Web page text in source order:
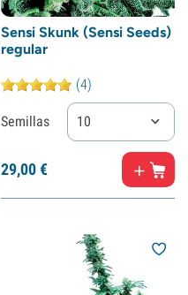
Sensi Skunk (Sensi Seeds)
regular
(4)
Semillas 10
29,00€